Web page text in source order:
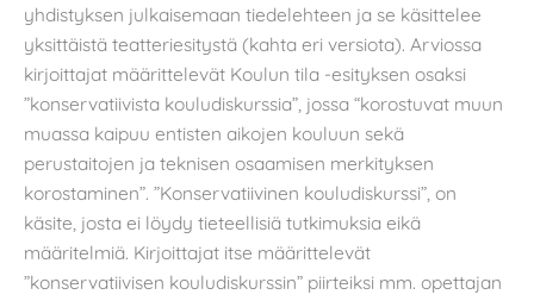
yhdistyksen julkaisemaan tiedelehteen ja se käsittelee
yksittäistä teatteriesitystä (kahta eri versiota). Arviossa
kirjoittajat määrittelevät Koulun tila -esityksen osaksi
”konservatiivista kouludiskurssia”, jossa “korostuvat muun
muassa kaipuu entisten aikojen kouluun sekä
perustaitojen ja teknisen osaamisen merkityksen
korostaminen”. ”Konservatiivinen kouludiskurssi”, on
käsite, josta ei löydy tieteellisiä tutkimuksia eikä
määritelmiä. Kirjoittajat itse määrittelevät
”konservatiivisen kouludiskurssin” piirteiksi mm. opettajan